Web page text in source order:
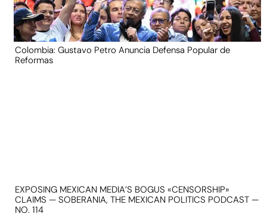
Colombia: Gustavo Petro Anuncia Defensa Popular de
Reformas
EXPOSING MEXICAN MEDIA’S BOGUS «CENSORSHIP»
CLAIMS — SOBERANIA, THE MEXICAN POLITICS PODCAST —
NO. 114